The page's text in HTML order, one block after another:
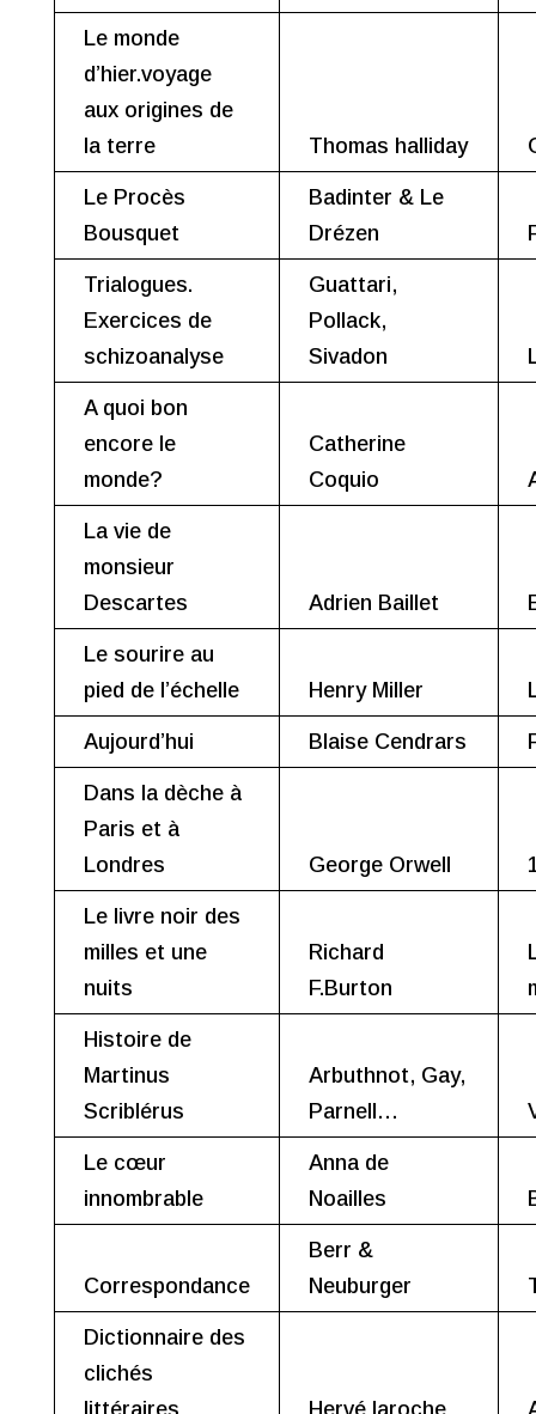
Le monde
d’hier.voyage
aux origines de
la terre
Thomas halliday
Le Procès
Bousquet
Badinter & Le
Drézen
Trialogues.
Exercices de
schizoanalyse
Guattari,
Pollack,
Sivadon
A quoi bon
encore le
monde?
Catherine
Coquio
La vie de
monsieur
Descartes
Adrien Baillet
Le sourire au
pied de l’échelle
Henry Miller
Aujourd’hui Blaise Cendrars
Dans la dèche à
Paris et à
Londres
George Orwell
Le livre noir des
milles et une
nuits
Richard
F.Burton
Histoire de
Martinus
Scriblérus
Arbuthnot, Gay,
Parnell…
Le cœur
innombrable
Anna de
Noailles
Correspondance
Berr &
Neuburger
Dictionnaire des
clichés
littéraires
Hervé laroche